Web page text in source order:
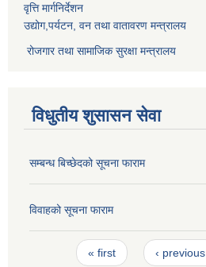
वृत्ति मार्गनिर्देशन
उद्योग,पर्यटन, वन तथा वातावरण मन्त्रालय
रोजगार तथा सामाजिक सुरक्षा मन्त्रालय
विधुतीय शुसासन सेवा
सम्बन्ध बिच्छेदको सूचना फाराम
विवाहको सूचना फाराम
Pages« first ‹ previous